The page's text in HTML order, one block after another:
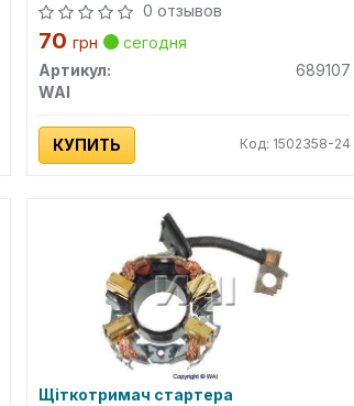
0 отзывов
70грн
сегодня
Артикул:
689107
WAI
КУПИТЬ Код: 1502358-24
Щіткотримач стартера